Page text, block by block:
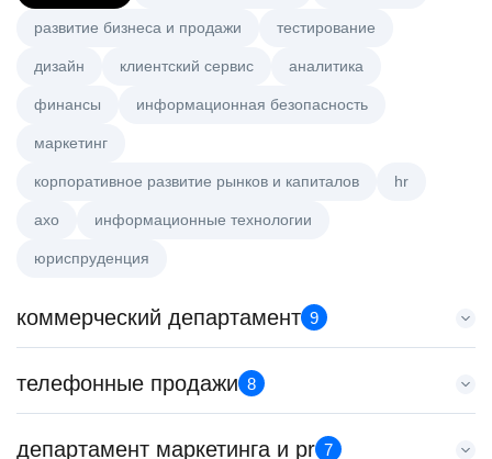
развитие бизнеса и продажи тестирование
дизайн клиентский сервис аналитика
финансы информационная безопасность
маркетинг
корпоративное развитие рынков и капиталов hr
axo информационные технологии
юриспруденция
коммерческий департамент 9
Тренер по развитию компетенций продаж
HeadHunter::Коммерческий департамент
з/п не указана
телефонные продажи 8
департамент маркетинга и pr 7